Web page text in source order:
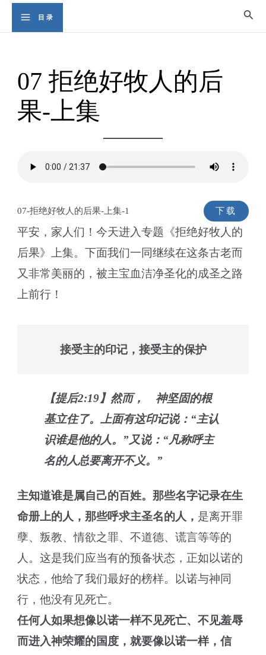
Main
目录
07 拒绝好牧人的后
果-上集
07-拒绝好牧人的后果-上集-1 下载
平安，家人们！今天进入专题《拒绝好牧人的
后果》上集。下面我们一同继续在这条古老而
又非常美丽的，被主宝血洁净圣化的成圣之路
上前行！
接受主的印记，接受主的保护
【提后2:19】然而， 神坚固的根
基立住了。上面有这印记说：“主认
识谁是他的人。”又说：“凡称呼主
名的人总要离开不义。”
主知道谁是属自己的百姓。那些名字记录在生
命册上的人，那些呼求主圣名的人， 是离开罪
孽、叛教、情欲之罪、不道德、谎言等等的
人。这是我们应当有的预备状态，正如以诺的
状态，他给了我们最好的榜样。以诺与神同
行，他没有见死亡。
任何人如果想像以诺一样不见死亡、不见羞辱
而进入神荣耀的国度，就要像以诺一样，信